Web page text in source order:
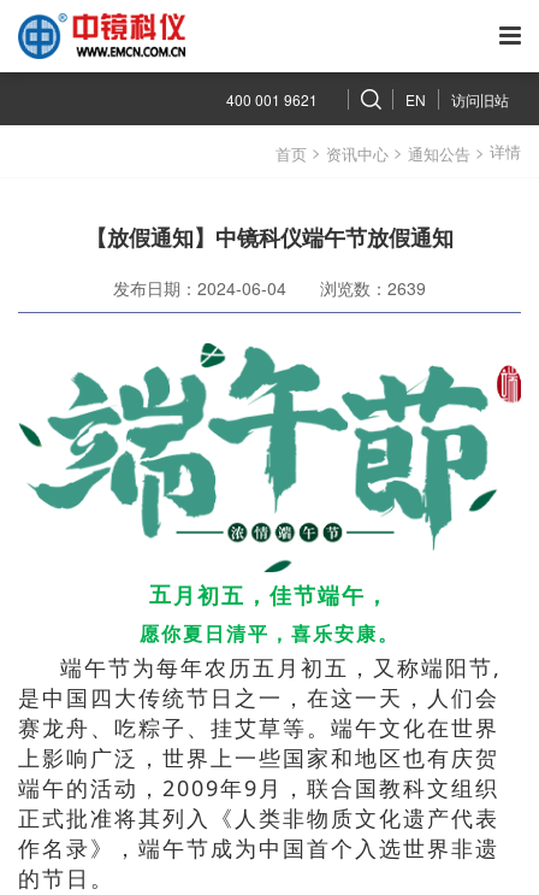
400 001 9621 EN 访问旧站
首页 > 资讯中心 > 通知公告 > 详情
【放假通知】中镜科仪端午节放假通知
发布日期：2024-06-04 浏览数：2639
五月初五，佳节端午，
愿你夏日清平，喜乐安康。
端午节为每年农历五月初五，又称端阳节,
是中国四大传统节日之一，在这一天，人们会
赛龙舟、吃粽子、挂艾草等。端午文化在世界
上影响广泛，世界上一些国家和地区也有庆贺
端午的活动，2009年9月，联合国教科文组织
正式批准将其列入《人类非物质文化遗产代表
作名录》，端午节成为中国首个入选世界非遗
的节日。